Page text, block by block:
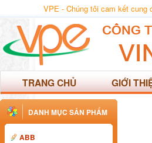
VPE - Chúng tôi cam kết cung
TRANG CHỦ GIỚI
DANH MỤC SẢN PHẨM
ABB